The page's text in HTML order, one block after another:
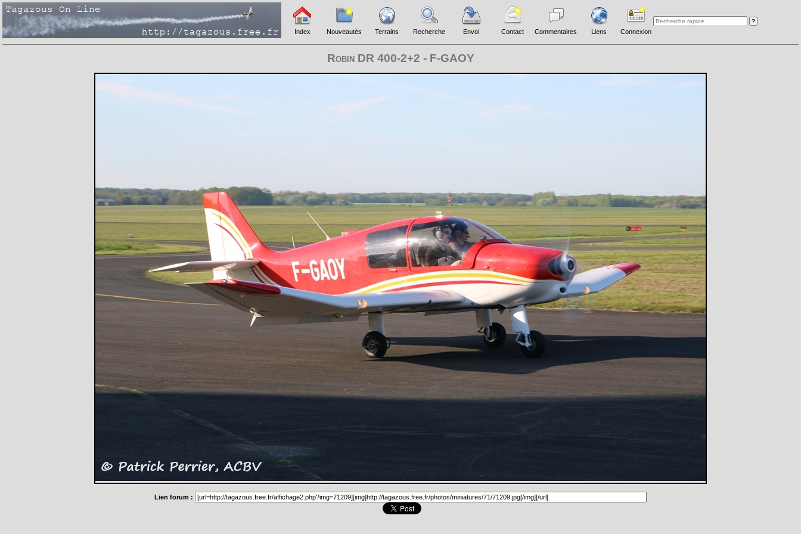
Index Nouveautés Terrains Recherche Envoi Contact Commentaires Liens Connexion
Robin DR 400-2+2 - F-GAOY
Lien forum :